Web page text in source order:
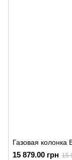
Газовая колонка
15 879.00 грн 15